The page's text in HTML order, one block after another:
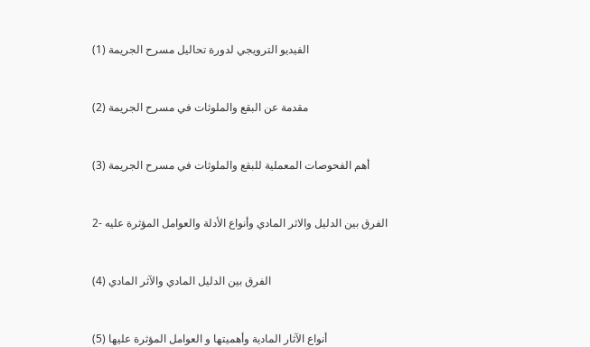
(1) الفيديو الترويجي لدورة تحاليل مسرح الجريمة
(2) مقدمة عن البقع والملوثات في مسرح الجريمة
(3) أهم الفحوصات المعملية للبقع والملوثات في مسرح الجريمة
2- الفرق بين الدليل والاثر المادي وأنواع الأدلة والعوامل المؤثرة عليه
(4) الفرق بين الدليل المادي والآثر المادي
(5) أنواع الآثار المادية وأهميتها و العوامل المؤثرة عليها